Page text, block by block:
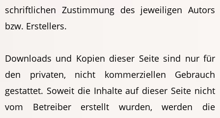
schriftlichen Zustimmung des jeweiligen Autors
bzw. Erstellers.
Downloads und Kopien dieser Seite sind nur für
den privaten, nicht kommerziellen Gebrauch
gestattet. Soweit die Inhalte auf dieser Seite nicht
vom Betreiber erstellt wurden, werden die